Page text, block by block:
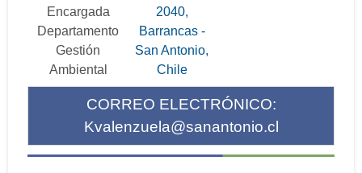
Encargada
Departamento
Gestión
Ambiental
2040,
Barrancas -
San Antonio,
Chile
CORREO ELECTRÓNICO:
Kvalenzuela@sanantonio.cl